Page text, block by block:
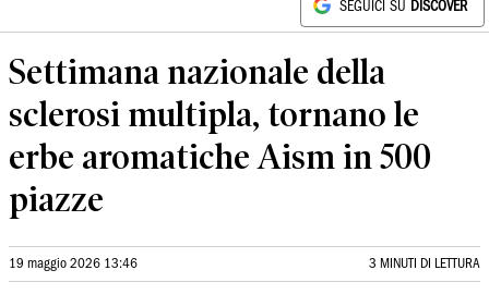
SEGUICI SU DISCOVER
Settimana nazionale della
sclerosi multipla, tornano le
erbe aromatiche Aism in 500
piazze
19 maggio 2026 13:46 3 MINUTI DI LETTURA